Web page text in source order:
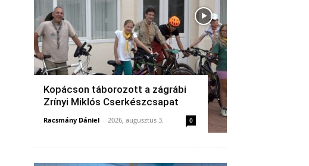
Kopácson táborozott a zágrábi
Zrínyi Miklós Cserkészcsapat
Racsmány Dániel - 2026, augusztus 3. 0